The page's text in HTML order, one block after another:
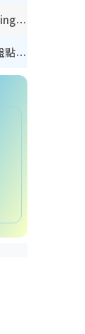
林芊妤親解12年前「殘廁Gathering」真相！高層解約一句話重創尊嚴至今拒返TVB
《愛回家》隱形富豪臥虎藏龍！盤點12位財氣逼人的有錢藝人：呢位靚女3億身家唔憂做